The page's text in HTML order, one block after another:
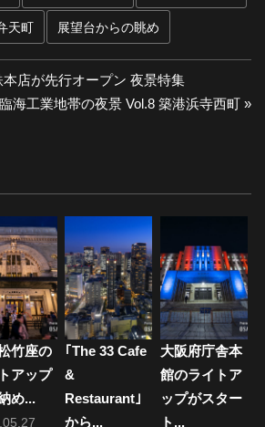
天町 展望台からの眺め
店が先行オープン 夜景特集
海工業地帯の夜景 Vol.8 築港浜寺西町
竹座の
アップ
め...
｢The 33 Cafe
&
Restaurant｣
から...
大阪府庁舎本
館のライトア
ップがスター
ト...